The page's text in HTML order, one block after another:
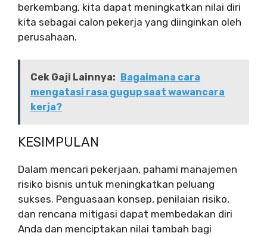
berkembang, kita dapat meningkatkan nilai diri
kita sebagai calon pekerja yang diinginkan oleh
perusahaan.
Cek Gaji Lainnya: Bagaimana cara
mengatasi rasa gugup saat wawancara
kerja?
KESIMPULAN
Dalam mencari pekerjaan, pahami manajemen
risiko bisnis untuk meningkatkan peluang
sukses. Penguasaan konsep, penilaian risiko,
dan rencana mitigasi dapat membedakan diri
Anda dan menciptakan nilai tambah bagi